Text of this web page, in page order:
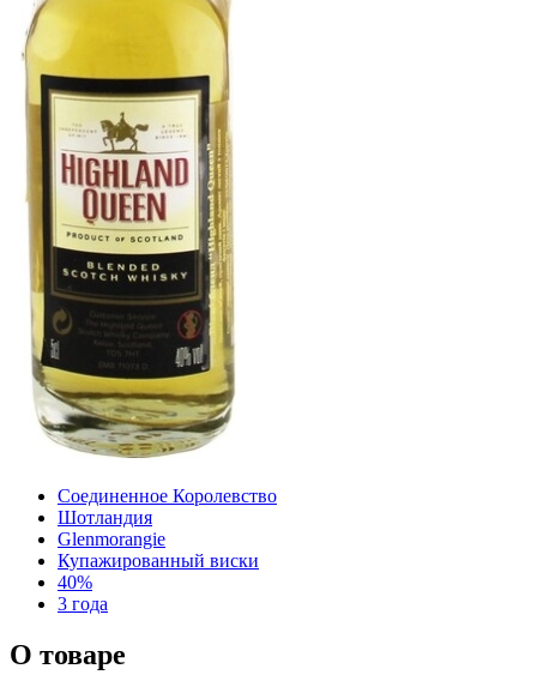
Соединенное Королевство
Шотландия
Glenmorangie
Купажированный виски
40%
3 года
О товаре